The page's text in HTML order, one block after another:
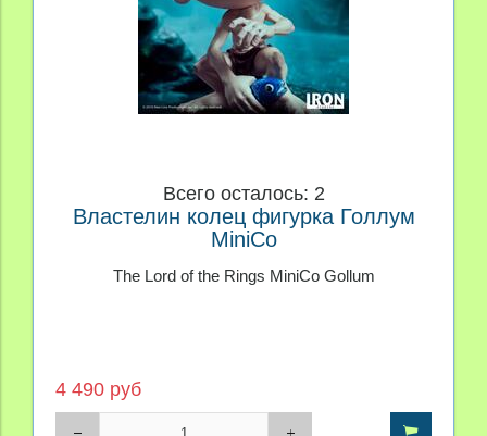
Всего осталось: 2
Властелин колец фигурка Голлум
MiniCo
The Lord of the Rings MiniCo Gollum
4 490 руб